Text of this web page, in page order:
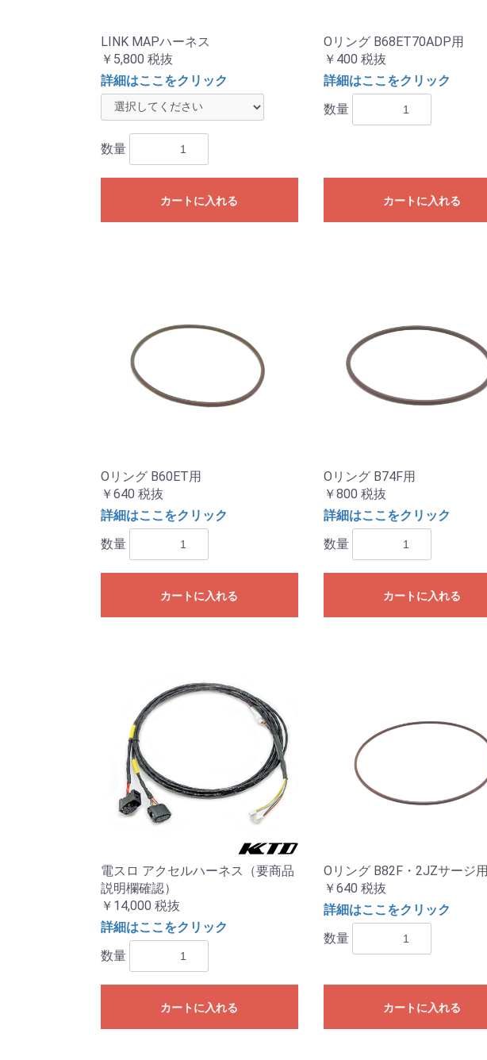
LINK MAPハーネス
￥5,800 税抜
詳細はここをクリック
数量
カートに入れる
Oリング B68ET70ADP用
￥400 税抜
詳細はここをクリック
数量
カートに入れる
Oリング B60ET用
￥640 税抜
詳細はここをクリック
数量
カートに入れる
Oリング B74F用
￥800 税抜
詳細はここをクリック
数量
カートに入れる
電スロ アクセルハーネス（要商品
説明欄確認）
￥14,000 税抜
詳細はここをクリック
数量
カートに入れる
Oリング B82F・2JZサージ用
￥640 税抜
詳細はここをクリック
数量
カートに入れる